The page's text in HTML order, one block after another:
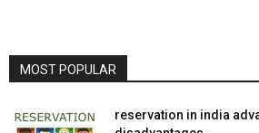
MOST POPULAR
reservation in india